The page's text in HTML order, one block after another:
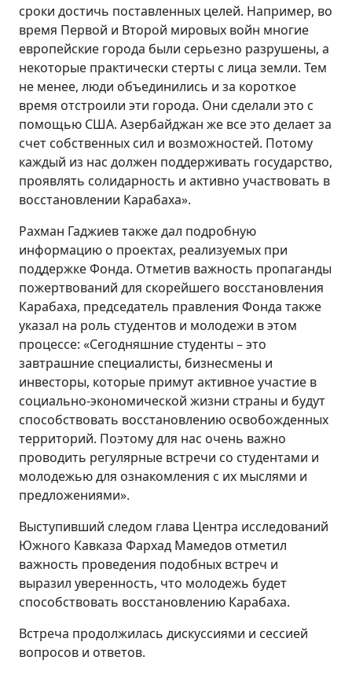
сроки достичь поставленных целей. Например, во
время Первой и Второй мировых войн многие
европейские города были серьезно разрушены, а
некоторые практически стерты с лица земли. Тем
не менее, люди объединились и за короткое
время отстроили эти города. Они сделали это с
помощью США. Азербайджан же все это делает за
счет собственных сил и возможностей. Потому
каждый из нас должен поддерживать государство,
проявлять солидарность и активно участвовать в
восстановлении Карабаха».
Рахман Гаджиев также дал подробную
информацию о проектах, реализуемых при
поддержке Фонда. Отметив важность пропаганды
пожертвований для скорейшего восстановления
Карабаха, председатель правления Фонда также
указал на роль студентов и молодежи в этом
процессе: «Сегодняшние студенты – это
завтрашние специалисты, бизнесмены и
инвесторы, которые примут активное участие в
социально-экономической жизни страны и будут
способствовать восстановлению освобожденных
территорий. Поэтому для нас очень важно
проводить регулярные встречи со студентами и
молодежью для ознакомления с их мыслями и
предложениями».
Выступивший следом глава Центра исследований
Южного Кавказа Фархад Мамедов отметил
важность проведения подобных встреч и
выразил уверенность, что молодежь будет
способствовать восстановлению Карабаха.
Встреча продолжилась дискуссиями и сессией
вопросов и ответов.